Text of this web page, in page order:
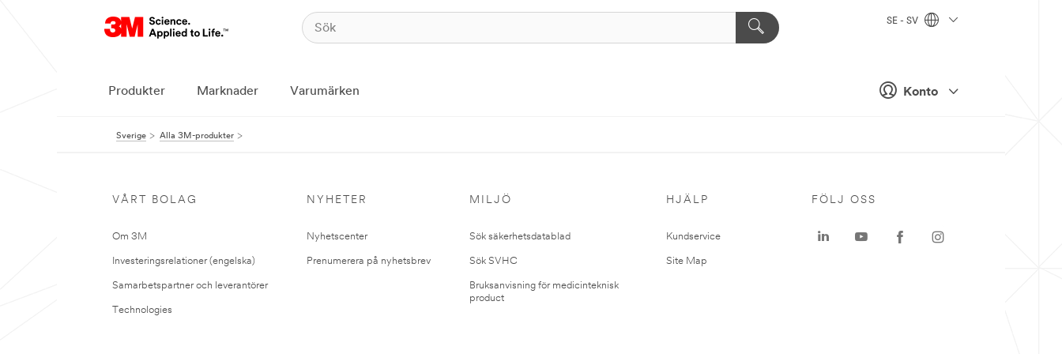
Konto
SE - SV
Produkter Marknader Varumärken
Sverige Alla 3M-produkter
VÅRT BOLAG
Om 3M
Investeringsrelationer (engelska)
Samarbetspartner och leverantörer
Technologies
NYHETER
Nyhetscenter
Prenumerera på nyhetsbrev
MILJÖ
Sök säkerhetsdatablad
Sök SVHC
Bruksanvisning för medicinteknisk
product
HJÄLP
Kundservice
Site Map
FÖLJ OSS